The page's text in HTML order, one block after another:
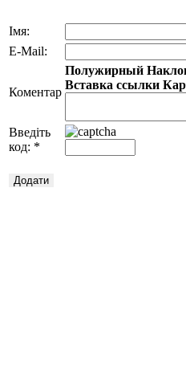
Імя:
E-Mail:
Коментар
Полужирный
Вставка ссылки
Введіть
код: *